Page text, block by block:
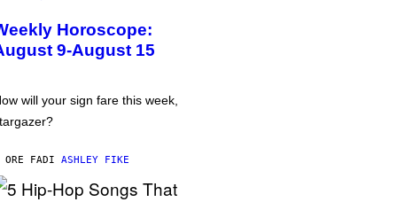
Horoscope:
9-August 15
will your sign fare this week,
ORE FADI ASHLEY FIKE